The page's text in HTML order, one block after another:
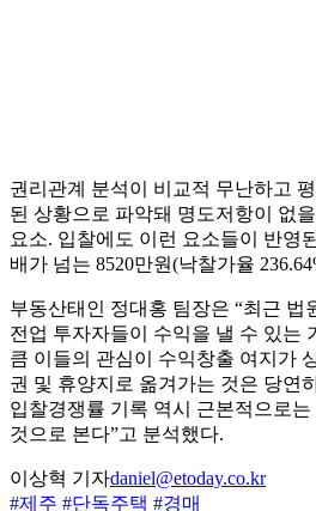
권리관계 분석이 비교적 무난하고
된 상황으로 파악돼 명도저항이 없
요소. 입찰에도 이런 요소들이 반영
배가 넘는 8520만원(낙찰가율
부동산태인 정대홍 팀장은 “최근 법
전업 투자자들이 수익을 낼 수 있는
큼 이들의 관심이 수익창출 여지가
권 및 휴양지로 옮겨가는 것은 당연
입찰경쟁률 기록 역시 근본적으로
것으로 본다”고 분석했다.
이상혁 기자daniel@etoday.co.kr
#제주 #단독주택 #경매